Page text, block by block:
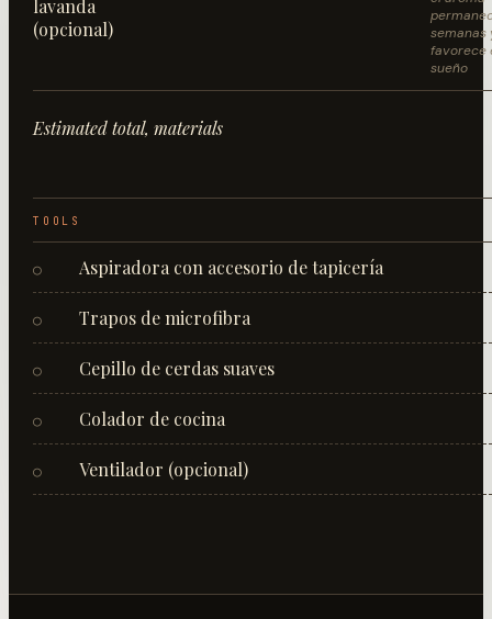
lavanda
(opcional)
semanas
favorece
sueño
Estimated total, materials
TOOLS
○ Aspiradora con accesorio de tapicería
○ Trapos de microfibra
○ Cepillo de cerdas suaves
○ Colador de cocina
○ Ventilador (opcional)